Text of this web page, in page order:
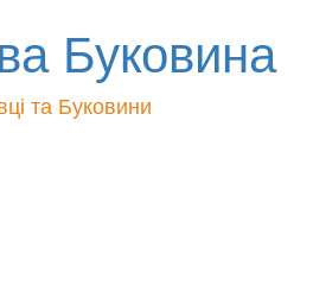
Буковина
та Буковини